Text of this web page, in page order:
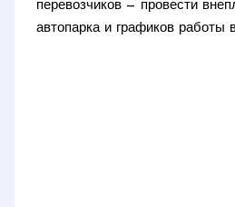
перевозчиков — провести
автопарка и графиков работы